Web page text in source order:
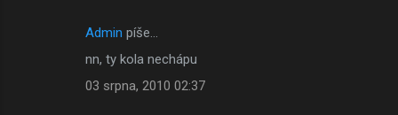
Admin píše…
nn, ty kola nechápu
03 srpna, 2010 02:37